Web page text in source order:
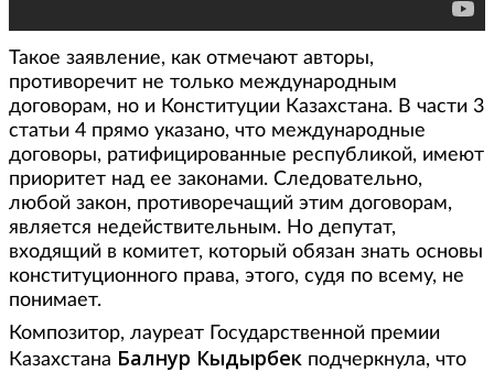
Такое заявление, как отмечают авторы,
противоречит не только международным
договорам, но и Конституции Казахстана. В части 3
статьи 4 прямо указано, что международные
договоры, ратифицированные республикой, имеют
приоритет над ее законами. Следовательно,
любой закон, противоречащий этим договорам,
является недействительным. Но депутат,
входящий в комитет, который обязан знать основы
конституционного права, этого, судя по всему, не
понимает.
Композитор, лауреат Государственной премии
Казахстана Балнур Кыдырбек подчеркнула, что